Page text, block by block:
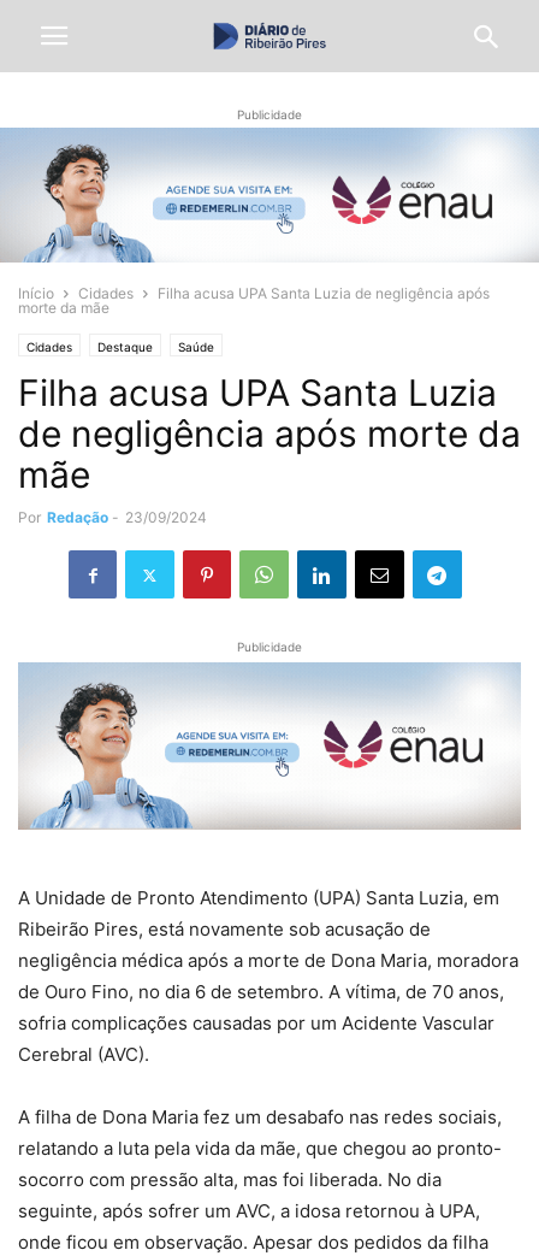
Publicidade
Início Cidades
Filha acusa UPA Santa Luzia de negligência após
morte da mãe
Cidades Destaque Saúde
Filha acusa UPA Santa Luzia
de negligência após morte da
mãe
Por Redação - 23/09/2024
Publicidade
A Unidade de Pronto Atendimento (UPA) Santa Luzia, em
Ribeirão Pires, está novamente sob acusação de
negligência médica após a morte de Dona Maria, moradora
de Ouro Fino, no dia 6 de setembro. A vítima, de 70 anos,
sofria complicações causadas por um Acidente Vascular
Cerebral (AVC).
A filha de Dona Maria fez um desabafo nas redes sociais,
relatando a luta pela vida da mãe, que chegou ao pronto-
socorro com pressão alta, mas foi liberada. No dia
seguinte, após sofrer um AVC, a idosa retornou à UPA,
onde ficou em observação. Apesar dos pedidos da filha